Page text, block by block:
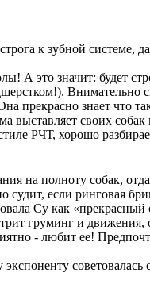
к зубной системе,
это значит: будет
Внимательно
прекрасно знает что
выставляет своих
РЧТ, хорошо
на полноту собак,
если ринговая
Су как
груминг и
- любит ее!
советовалась